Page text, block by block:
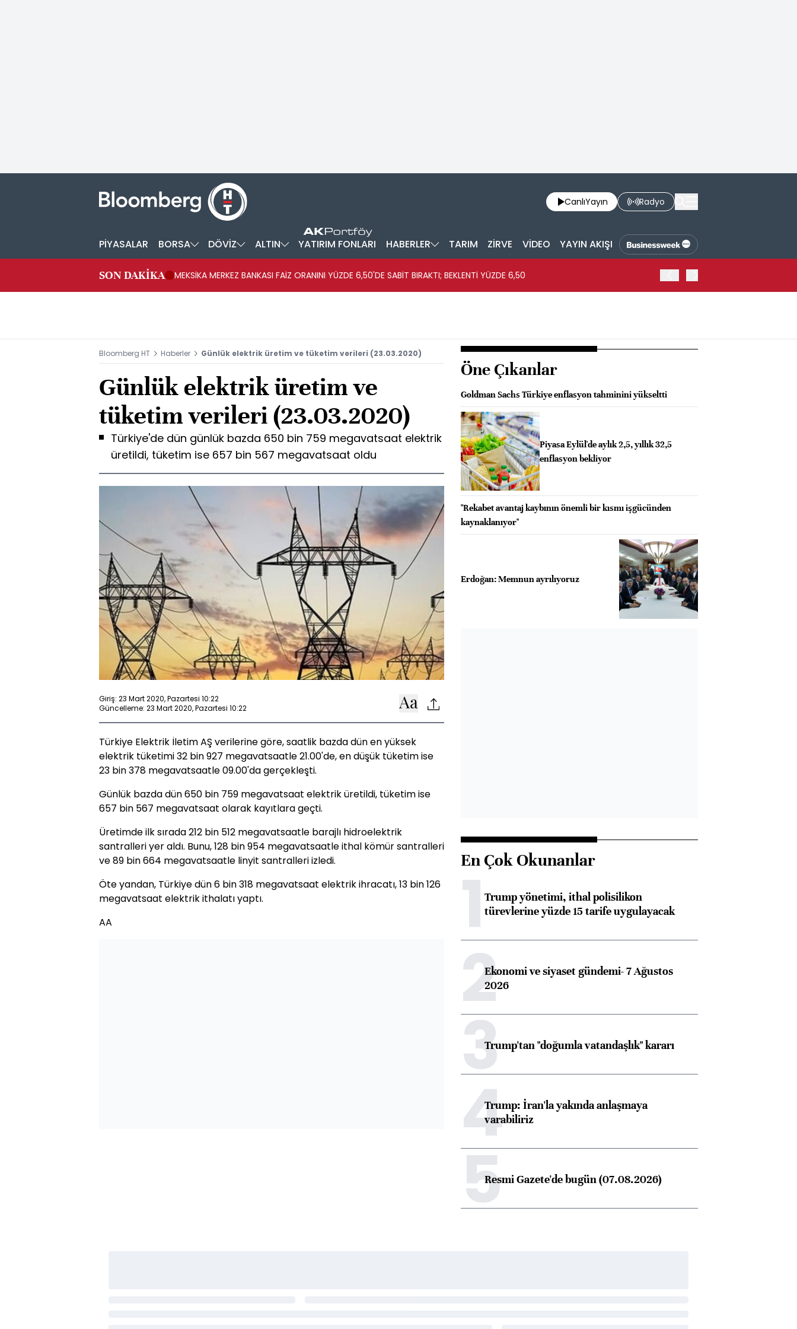
CanlıYayın Radyo
PİYASALAR BORSA DÖVİZ ALTIN YATIRIM FONLARI HABERLER TARIM ZİRVE VİDEO YAYIN AKIŞI
SON DAKİKA MEKSİKA MERKEZ BANKASI FAİZ ORANINI YÜZDE 6,50'DE SABİT BIRAKTI; BEKLENTİ YÜZDE 6,50
Bloomberg HT Haberler Günlük elektrik üretim ve tüketim verileri (23.03.2020)
Günlük elektrik üretim ve
tüketim verileri (23.03.2020)
Türkiye'de dün günlük bazda 650 bin 759 megavatsaat elektrik
üretildi, tüketim ise 657 bin 567 megavatsaat oldu
Giriş: 23 Mart 2020, Pazartesi 10:22
Güncelleme: 23 Mart 2020, Pazartesi 10:22
Türkiye Elektrik İletim AŞ verilerine göre, saatlik bazda dün en yüksek
elektrik tüketimi 32 bin 927 megavatsaatle 21.00'de, en düşük tüketim ise
23 bin 378 megavatsaatle 09.00'da gerçekleşti.
Günlük bazda dün 650 bin 759 megavatsaat elektrik üretildi, tüketim ise
657 bin 567 megavatsaat olarak kayıtlara geçti.
Üretimde ilk sırada 212 bin 512 megavatsaatle barajlı hidroelektrik
santralleri yer aldı. Bunu, 128 bin 954 megavatsaatle ithal kömür santralleri
ve 89 bin 664 megavatsaatle linyit santralleri izledi.
Öte yandan, Türkiye dün 6 bin 318 megavatsaat elektrik ihracatı, 13 bin 126
megavatsaat elektrik ithalatı yaptı.
AA
Öne Çıkanlar
Goldman Sachs Türkiye enflasyon tahminini yükseltti
Piyasa Eylül'de aylık 2,5, yıllık 32,5
enflasyon bekliyor
"Rekabet avantaj kaybının önemli bir kısmı işgücünden
kaynaklanıyor"
Erdoğan: Memnun ayrılıyoruz
En Çok Okunanlar
1Trump yönetimi, ithal polisilikon
türevlerine yüzde 15 tarife uygulayacak
2Ekonomi ve siyaset gündemi- 7 Ağustos
2026
3Trump'tan "doğumla vatandaşlık" kararı
4Trump: İran'la yakında anlaşmaya
varabiliriz
5Resmi Gazete'de bugün (07.08.2026)